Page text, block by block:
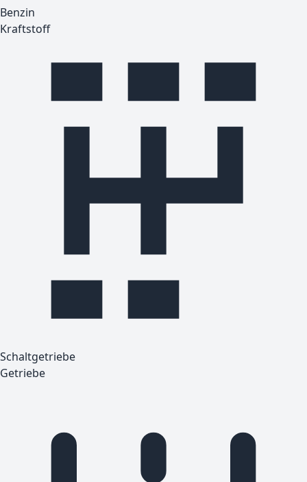
Benzin
Kraftstoff
Schaltgetriebe
Getriebe